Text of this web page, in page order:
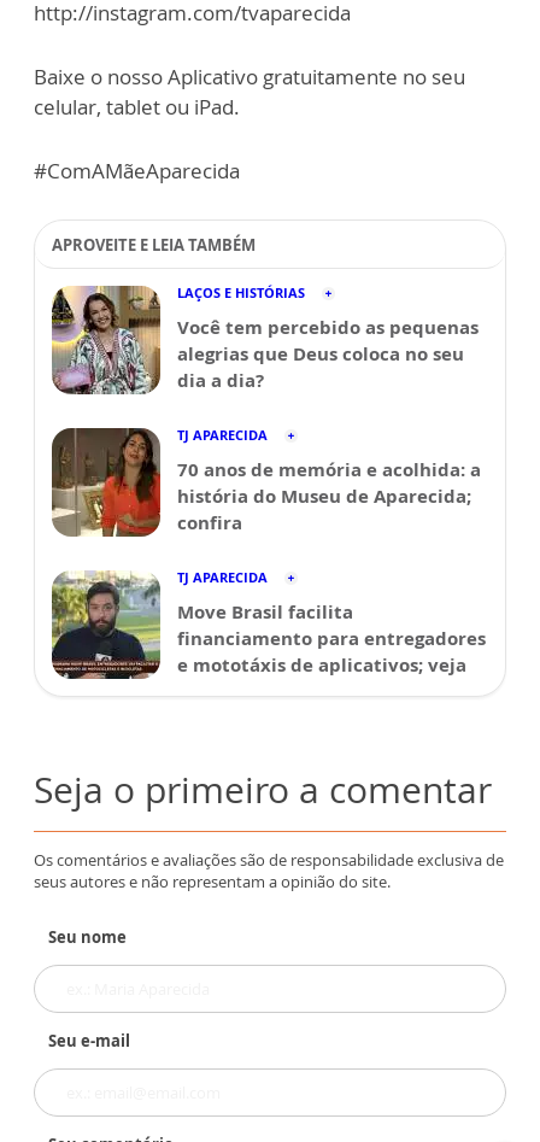
http://instagram.com/tvaparecida
Baixe o nosso Aplicativo gratuitamente no seu
celular, tablet ou iPad.
#ComAMãeAparecida
APROVEITE E LEIA TAMBÉM
LAÇOS E HISTÓRIAS
Você tem percebido as pequenas
alegrias que Deus coloca no seu
dia a dia?
TJ APARECIDA
70 anos de memória e acolhida: a
história do Museu de Aparecida;
confira
TJ APARECIDA
Move Brasil facilita
financiamento para entregadores
e mototáxis de aplicativos; veja
Seja o primeiro a comentar
Os comentários e avaliações são de responsabilidade exclusiva de
seus autores e não representam a opinião do site.
Seu nome
Seu e-mail